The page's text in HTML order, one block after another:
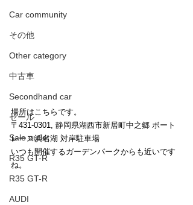
Car community
その他
Other category
中古車
Secondhand car
セール
Sale outlet
R35 GT-R
R35 GT-R
AUDI
場所はこちらです。
〒431-0301, 静岡県湖西市新居町中之郷 ボート
レース浜名湖 対岸駐車場
いつも開催するガーデンパークからも近いです
ね。